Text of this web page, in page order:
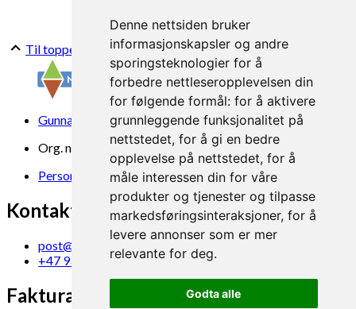
Denne nettsiden bruker
informasjonskapsler og andre
sporingsteknologier for å
forbedre nettleseropplevelsen din
for følgende formål: for å aktivere
grunnleggende funksjonalitet på
nettstedet, for å gi en bedre
opplevelse på nettstedet, for å
måle interessen din for våre
produkter og tjenester og tilpasse
markedsføringsinteraksjoner, for å
levere annonser som er mer
relevante for deg.
Godta alle
Til toppen
Gunnars veg 6, 6630 Tingvoll
Org. nr. 969 840 383
Personvern
Kontakt oss
post@norsok.no
+47 930 09 884
Fakturamottak